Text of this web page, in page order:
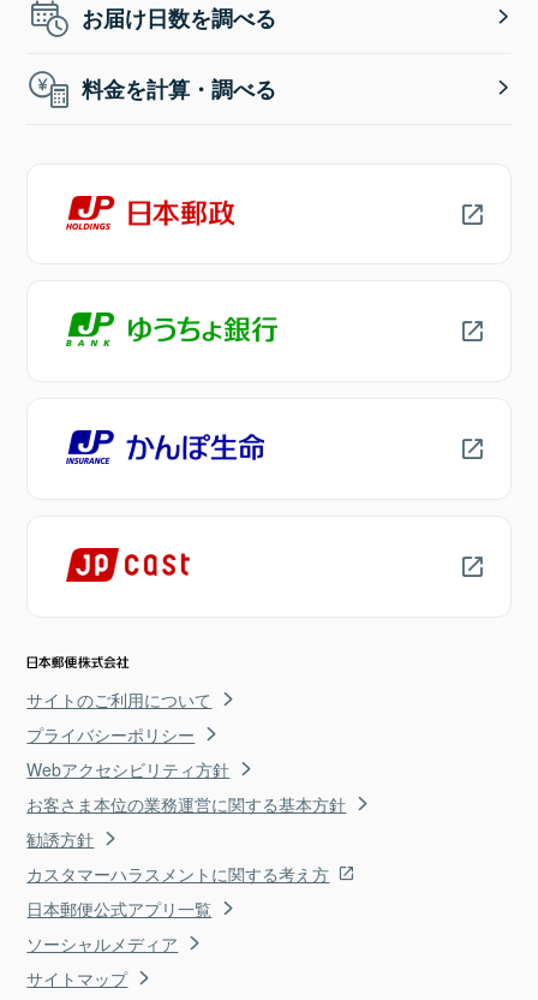
お届け日数を調べる
料金を計算・調べる
サイトのご利用について
プライバシーポリシー
Webアクセシビリティ方針
お客さま本位の業務運営に関する基本方針
勧誘方針
カスタマーハラスメントに関する考え方
日本郵便公式アプリ一覧
ソーシャルメディア
サイトマップ